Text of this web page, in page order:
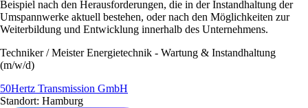
Beispiel nach den Herausforderungen, die in der Instandhaltung der
Umspannwerke aktuell bestehen, oder nach den Möglichkeiten zur
Weiterbildung und Entwicklung innerhalb des Unternehmens.
Techniker / Meister Energietechnik - Wartung & Instandhaltung
(m/w/d)
50Hertz Transmission GmbH
Standort: Hamburg